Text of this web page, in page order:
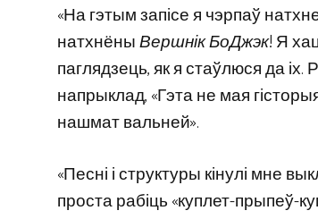
«На гэтым запісе я чэрпаў
натхнёныВершнік БоДжэк! Я
паглядзець, як я стаўлюся да іх.
напрыклад, «Гэта не мая
нашмат вальней».
«Песні і структуры кінулі мне
проста рабіць «куплет-прыпеў-